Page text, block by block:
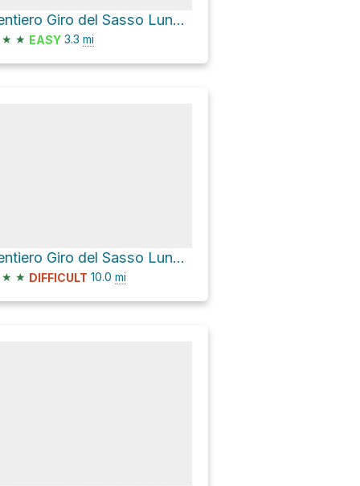
Sentiero Giro del Sasso Lungo Loop
★ ★ EASY 3.3 mi
Sentiero Giro del Sasso Lungo Loop
★ ★ DIFFICULT 10.0 mi